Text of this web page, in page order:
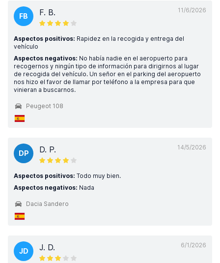
11/6/2026
FB F. B.
Aspectos positivos: Rapidez en la recogida y entrega del
vehículo
Aspectos negativos: No había nadie en el aeropuerto para
recogernos y ningún tipo de información para dirigirnos al lugar
de recogida del vehículo. Un señor en el parking del aeropuerto
nos hizo el favor de llamar por teléfono a la empresa para que
vinieran a buscarnos.
Peugeot 108
14/5/2026
DP D. P.
Aspectos positivos: Todo muy bien.
Aspectos negativos: Nada
Dacia Sandero
6/1/2026
JD J. D.